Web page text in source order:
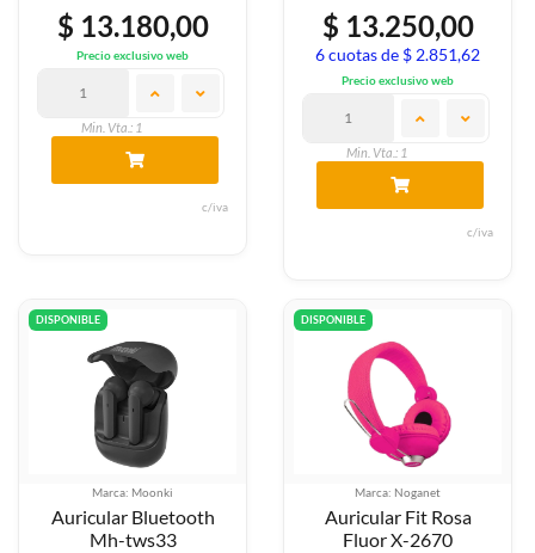
$ 13.180,00
Precio exclusivo web
Min. Vta.: 1
c/iva
$ 13.250,00
6 cuotas de $ 2.851,62
Precio exclusivo web
Min. Vta.: 1
c/iva
DISPONIBLE
Marca: Moonki
Auricular Bluetooth
Mh-tws33
DISPONIBLE
Marca: Noganet
Auricular Fit Rosa
Fluor X-2670